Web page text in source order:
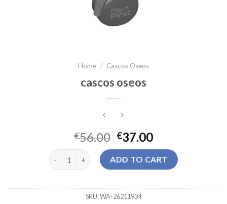
Home / Cascos Oseos
cascos oseos
€56.00 €37.00
cascos oseos quantityADD TO CART
SKU:WA-26211934